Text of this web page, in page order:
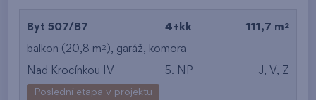
Byt 507/B7 4+kk 111,7 m 2
balkon (20,8 m2 ), garáž, komora
Nad Krocínkou IV 5. NP J, V, Z
Poslední etapa v projektu